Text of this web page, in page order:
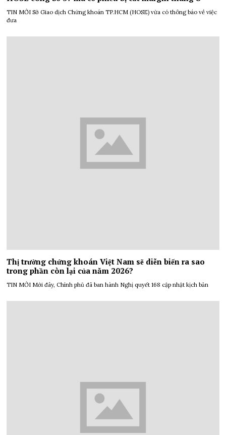
TIN MỚI Sở Giao dịch Chứng khoán TP.HCM (HOSE) vừa có thông báo về việc
đưa
Thị trường chứng khoán Việt Nam sẽ diễn biến ra sao
trong phần còn lại của năm 2026?
TIN MỚI Mới đây, Chính phủ đã ban hành Nghị quyết 168 cập nhật kịch bản